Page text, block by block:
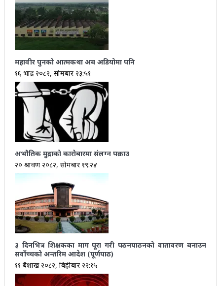
महावीर पुनको आत्मकथा अब अडियोमा पनि
१६ भाद्र २०८२, सोमबार २३:५१
अभौतिक मुद्राको कारोबारमा संलग्न पक्राउ
२० श्रावण २०८२, सोमबार १९:२४
३ दिनभित्र शिक्षकका माग पूरा गरी पठनपाठनको वातावरण बनाउन
सर्वोच्चको अन्तरिम आदेश (पूर्णपाठ)
११ बैशाख २०८२, बिहीबार २२:१५